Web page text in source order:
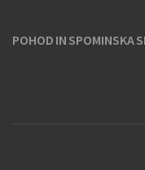
POHOD IN SPOMINSKA